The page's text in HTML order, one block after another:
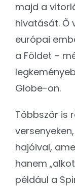
majd a
hivatását. Ő
európai
a Földet –
Globe-on.
Többször is
hajóival,
hanem
például a